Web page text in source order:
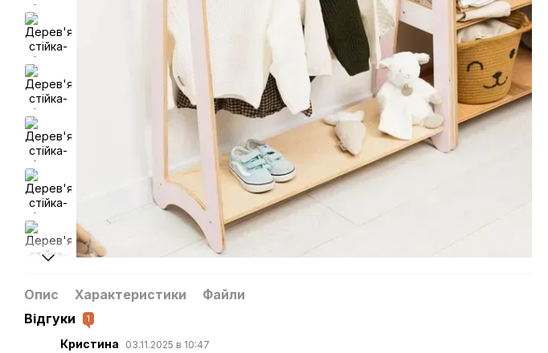
Опис Характеристики
Файли
Відгуки
1
Кристина 03.11.2025 в 10:47